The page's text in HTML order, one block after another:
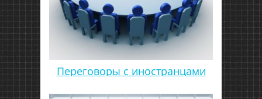
Переговоры с иностранцами